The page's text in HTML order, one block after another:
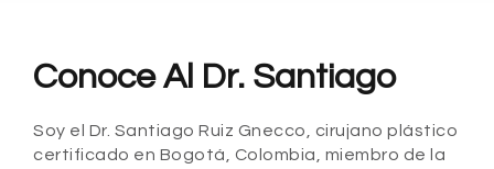
Conoce Al Dr. Santiago
Soy el Dr. Santiago Ruiz Gnecco, cirujano plástico
certificado en Bogotá, Colombia, miembro de la